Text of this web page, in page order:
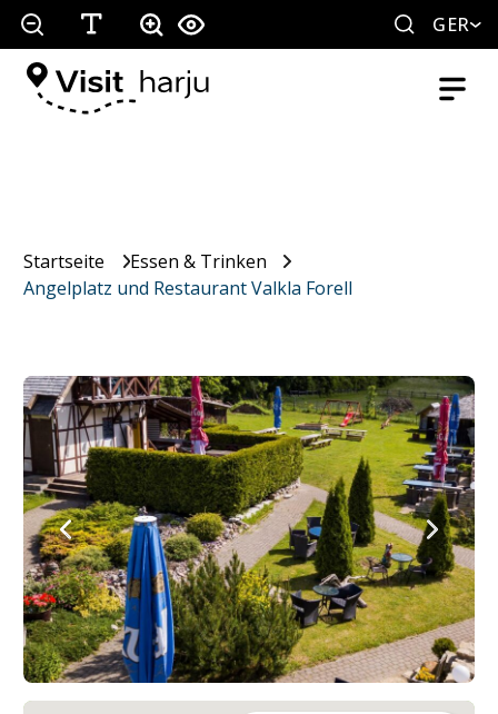
GER
Startseite
Essen & Trinken
Angelplatz und Restaurant Valkla Forell